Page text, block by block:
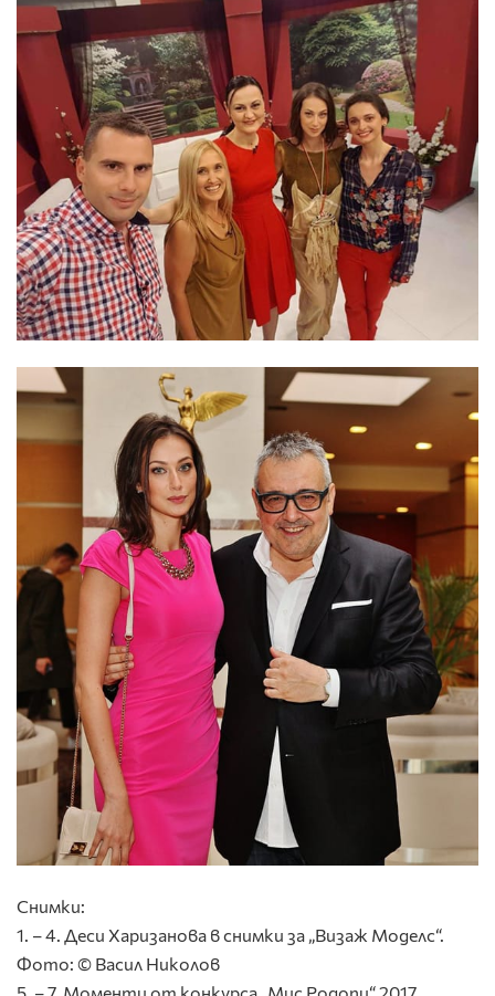
Снимки:
1. – 4. Деси Харизанова в снимки за „Визаж Моделс“.
Фото: © Васил Николов
5. – 7. Моменти от конкурса „Мис Родопи“ 2017.